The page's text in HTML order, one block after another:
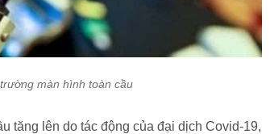
màn hình toàn cầu
tăng lên do tác động của đại dịch Covid-19,